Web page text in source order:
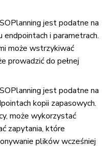
jest podatne na
i parametrach.
może wstrzykiwać
prowadzić do pełnej
jest podatne na
kopii zapasowych.
może wykorzystać
zapytania, które
plików wcześniej